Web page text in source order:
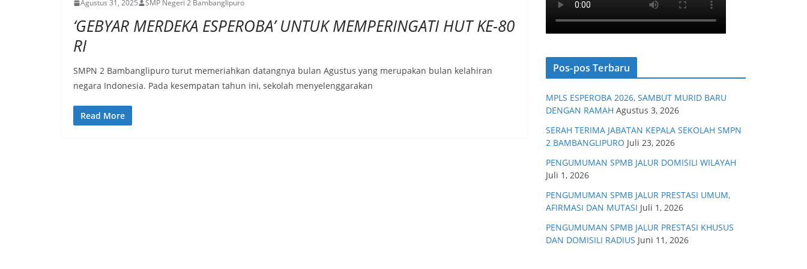
Agustus 31, 2025 SMP Negeri 2 Bambanglipuro
‘GEBYAR MERDEKA ESPEROBA’ UNTUK MEMPERINGATI HUT KE-80
RI
SMPN 2 Bambanglipuro turut memeriahkan datangnya bulan Agustus yang merupakan bulan kelahiran
negara Indonesia. Pada kesempatan tahun ini, sekolah menyelenggarakan
Read More
Pos-pos Terbaru
MPLS ESPEROBA 2026, SAMBUT MURID BARU
DENGAN RAMAH Agustus 3, 2026
SERAH TERIMA JABATAN KEPALA SEKOLAH SMPN
2 BAMBANGLIPURO Juli 23, 2026
PENGUMUMAN SPMB JALUR DOMISILI WILAYAH
Juli 1, 2026
PENGUMUMAN SPMB JALUR PRESTASI UMUM,
AFIRMASI DAN MUTASI Juli 1, 2026
PENGUMUMAN SPMB JALUR PRESTASI KHUSUS
DAN DOMISILI RADIUS Juni 11, 2026